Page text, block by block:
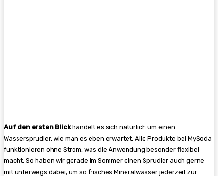
Auf den ersten Blickhandelt es sich natürlich um einen
Wassersprudler, wie man es eben erwartet. Alle Produkte bei MySoda
funktionieren ohne Strom, was die Anwendung besonder flexibel
macht. So haben wir gerade im Sommer einen Sprudler auch gerne
mit unterwegs dabei, um so frisches Mineralwasser jederzeit zur